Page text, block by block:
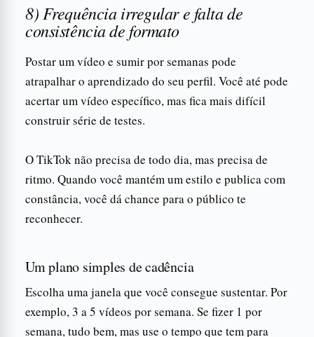
8) Frequência irregular e falta de
consistência de formato
Postar um vídeo e sumir por semanas pode
atrapalhar o aprendizado do seu perfil. Você até pode
acertar um vídeo específico, mas fica mais difícil
construir série de testes.
O TikTok não precisa de todo dia, mas precisa de
ritmo. Quando você mantém um estilo e publica com
constância, você dá chance para o público te
reconhecer.
Um plano simples de cadência
Escolha uma janela que você consegue sustentar. Por
exemplo, 3 a 5 vídeos por semana. Se fizer 1 por
semana, tudo bem, mas use o tempo que tem para